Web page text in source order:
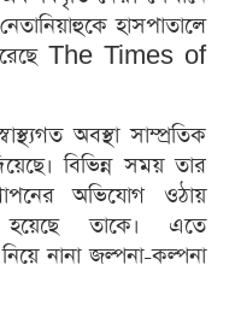
হাসপাতালে
The Times of
অবস্থা সাম্প্রতিক
বিভিন্ন সময় তার
অভিযোগ ওঠায়
তাকে। এতে
নানা জল্পনা-কল্পনা